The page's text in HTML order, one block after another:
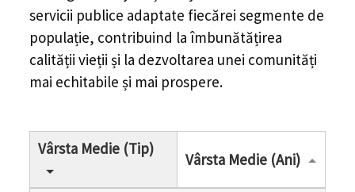
servicii publice adaptate fiecărei segmente de
populație, contribuind la îmbunătățirea
calității vieții și la dezvoltarea unei comunități
mai echitabile și mai prospere.
Vârsta Medie (Tip)
Vârsta Medie (Ani)